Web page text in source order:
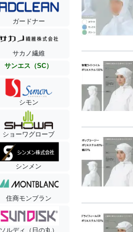
ガードナー
サカノ繊維
サンエス（SC）
シモン
ショーワグローブ
シンメン
住商モンブラン
ソルディ（日の丸）